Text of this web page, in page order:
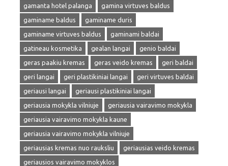
gamanta hotel palanga
gamina virtuves baldus
gaminame baldus
gaminame duris
gaminame virtuves baldus
gaminami baldai
gatineau kosmetika
gealan langai
genio baldai
geras paakiu kremas
geras veido kremas
geri baldai
geri langai
geri plastikiniai langai
geri virtuves baldai
geriausi langai
geriausi plastikiniai langai
geriausia mokykla vilniuje
geriausia vairavimo mokykla
geriausia vairavimo mokykla kaune
geriausia vairavimo mokykla vilniuje
geriausias kremas nuo rauksliu
geriausias veido kremas
geriausios vairavimo mokyklos